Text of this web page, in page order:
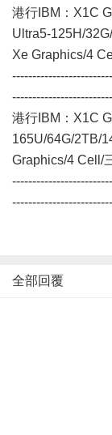
港行IBM：
Ultra5-125H/
Xe Graphics/4
港行IBM：X1C
165U/64G/2TB/
Graphics/4 Cell/
全部回覆